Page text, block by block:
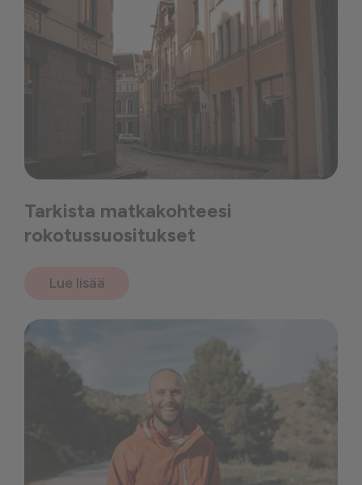
Tarkista matkakohteesi
rokotussuositukset
Lue lisää